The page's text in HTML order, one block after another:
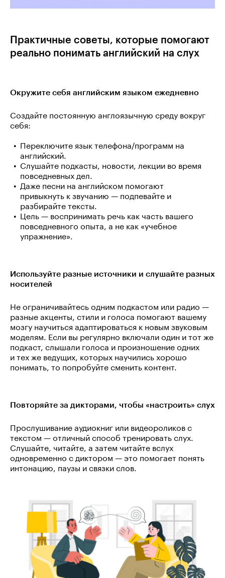
Практичные советы, которые помогают
реально понимать английский на слух
Окружите себя английским языком ежедневно
Создайте постоянную англоязычную среду вокруг
себя:
Переключите язык телефона/программ на
английский.
Слушайте подкасты, новости, лекции во время
повседневных дел.
Даже песни на английском помогают
привыкнуть к звучанию — подпевайте и
разбирайте тексты.
Цель — воспринимать речь как часть вашего
повседневного опыта, а не как «учебное
упражнение».
Используйте разные источники и слушайте разных
носителей
Не ограничивайтесь одним подкастом или радио —
разные акценты, стили и голоса помогают вашему
мозгу научиться адаптироваться к новым звуковым
моделям. Если вы регулярно включали один и тот же
подкаст, слышали голоса и произношение одних
и тех же ведущих, которых научились хорошо
понимать, то попробуйте сменить контент.
Повторяйте за дикторами, чтобы «настроить» слух
Прослушивание аудиокниг или видеороликов с
текстом — отличный способ тренировать слух.
Слушайте, читайте, а затем читайте вслух
одновременно с диктором — это помогает понять
интонацию, паузы и связки слов.